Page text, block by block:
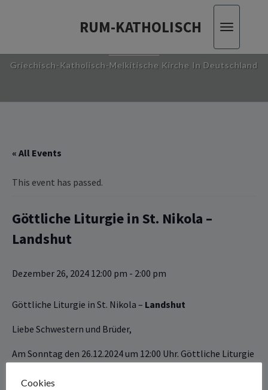
RUM-KATHOLISCH
Toggle
RUM-KATHOLISCH
Griechisch-Katholisch-Melkitische Kirche In Deutschland
« All Events
This event has passed.
Göttliche ‎‎‎‎Liturgie in St. ‎Nikola –
Landshut
Dezember 26, 2024 12:00 pm - 2:00 pm
Göttliche ‎‎‎‎Liturgie in St. ‎Nikola – Landshut
Am Sonntag den 26.12.2024‎‏‎ um 12:‎‏‎00 Uhr. ‎Göttliche Liturgie
Cookies